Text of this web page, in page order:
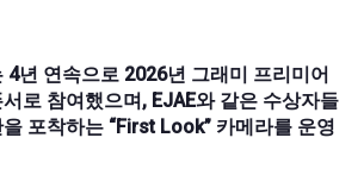
4년 연속으로 2026년 그래미 프리미어
로 참여했으며, EJAE와 같은 수상자들
포착하는 “First Look” 카메라를 운영